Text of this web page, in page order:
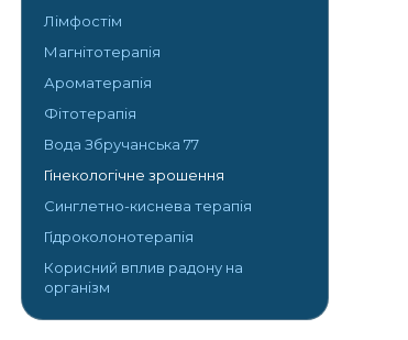
Лімфостім
Магнітотерапія
Ароматерапія
Фітотерапія
Вода Збручанська 77
Гінекологічне зрошення
Синглетно-киснева терапія
Гідроколонотерапія
Корисний вплив радону на
організм